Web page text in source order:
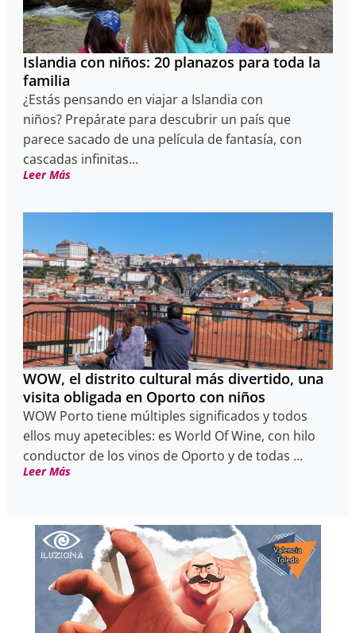
Islandia con niños: 20 planazos para toda la
familia
¿Estás pensando en viajar a Islandia con
niños? Prepárate para descubrir un país que
parece sacado de una película de fantasía, con
cascadas infinitas...
Leer Más
WOW, el distrito cultural más divertido, una
visita obligada en Oporto con niños
WOW Porto tiene múltiples significados y todos
ellos muy apetecibles: es World Of Wine, con hilo
conductor de los vinos de Oporto y de todas ...
Leer Más